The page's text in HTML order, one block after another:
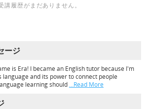
講履歴がまだありません。
ージ
is Era! I became an English tutor because I'm
language and its power to connect people
learning should …Read More